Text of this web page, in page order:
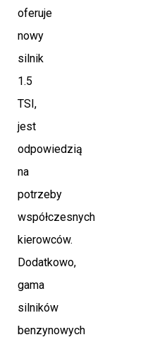
oferuje
nowy
silnik
1.5
TSI,
jest
odpowiedzią
na
potrzeby
współczesnych
kierowców.
Dodatkowo,
gama
silników
benzynowych